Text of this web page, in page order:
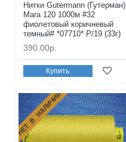
Нитки Gutermann (Гутерман)
Mara 120 1000м #32
фиолетовый коричневый
темный# *07710* P/19 (33г)
390.00р.
Купить
НЕТ В НАЛИЧИИ